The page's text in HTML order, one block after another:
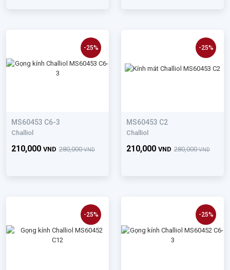
MS60453 C6-3
Challiol
280,000VND
210,000 VND
-25%
MS60453 C2
Challiol
280,000VND
210,000 VND
-25%
-25% -25%